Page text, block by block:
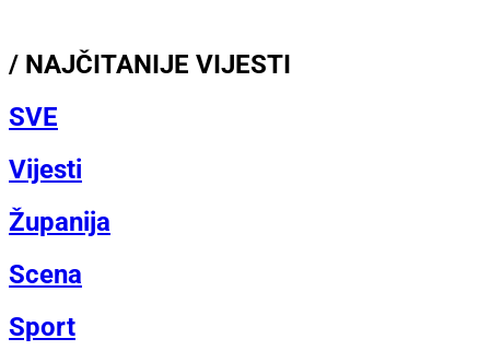
/ NAJČITANIJE VIJESTI
SVE
Vijesti
Županija
Scena
Sport